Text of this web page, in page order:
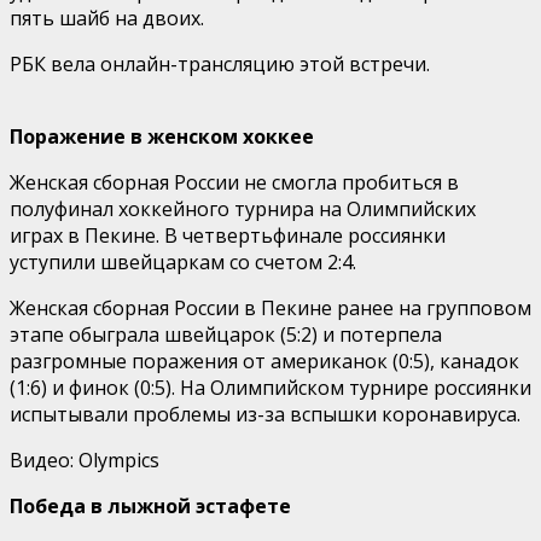
пять шайб на двоих.
РБК вела онлайн-трансляцию этой встречи.
Поражение в женском хоккее
Женская сборная России не смогла пробиться в
полуфинал хоккейного турнира на Олимпийских
играх в Пекине. В четвертьфинале россиянки
уступили швейцаркам со счетом 2:4.
Женская сборная России в Пекине ранее на групповом
этапе обыграла швейцарок (5:2) и потерпела
разгромные поражения от американок (0:5), канадок
(1:6) и финок (0:5). На Олимпийском турнире россиянки
испытывали проблемы из-за вспышки коронавируса.
Видео: Olympics
Победа в лыжной эстафете